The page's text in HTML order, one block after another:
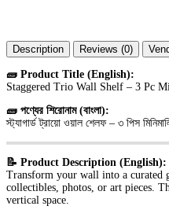
Description Reviews (0)
🧱 Product Title (English):
Staggered Trio Wall Shelf – 3 Pc
🧱 পণ্যের শিরোনাম (বাংলা):
স্ট্যাগার্ড ট্রায়ো ওয়াল শেলফ – ৩ পিস
📝 Product Description (English):
Transform your wall into a curated
collectibles, photos, or art pieces.
vertical space.